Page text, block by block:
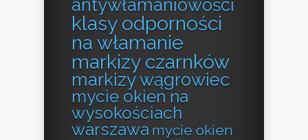
antywłamaniowości
klasy odporności
na włamanie
markizy czarnków
markizy wągrowiec
mycie okien na
wysokościach
warszawa mycie okien